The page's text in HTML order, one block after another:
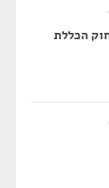
הכללת